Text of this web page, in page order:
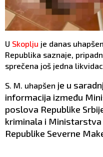
U Skoplju je danas
Republika saznaje,
sprečena još jedna
S. M. uhapšen je u
informacija između
poslova Republike
kriminala i
Republike Severne